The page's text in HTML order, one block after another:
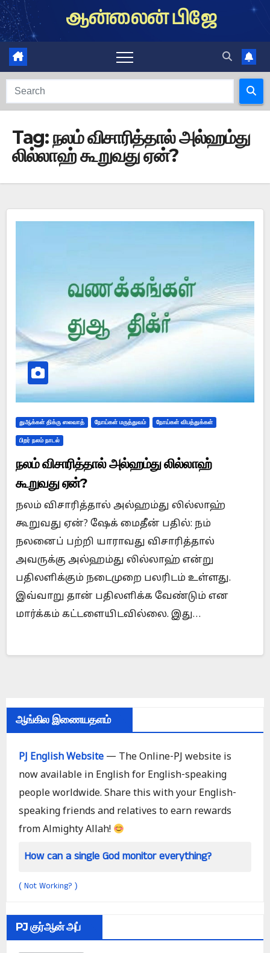
Skip
to
content
ஆன்லைன் பிஜே
Tag:நலம் விசாரித்தால் அல்ஹம்து
லில்லாஹ் கூறுவது ஏன்?
துஆக்கள் திக்ரு ஸலவாத் நோய்கள் மருத்துவம் நோய்கள் விபத்துக்கள்
பிறர் நலம் நாடல்
நலம் விசாரித்தால் அல்ஹம்து லில்லாஹ்
கூறுவது ஏன்?
நலம் விசாரித்தால் அல்ஹம்து லில்லாஹ்
கூறுவது ஏன்? ஷேக் மைதீன் பதில்: நம்
நலனைப் பற்றி யாராவது விசாரித்தால்
அவருக்கு அல்ஹம்து லில்லாஹ் என்று
பதிலளிக்கும் நடைமுறை பலரிடம் உள்ளது.
இவ்வாறு தான் பதிலளிக்க வேண்டும் என
மார்க்கம் கட்டளையிடவில்லை. இது…
ஆங்கில இணையதளம்
PJ English Website — The Online-PJ website is
now available in English for English-speaking
people worldwide. Share this with your English-
speaking friends and relatives to earn rewards
from Almighty Allah!
a single God monitor everything?
( Not Working? )
PJ குர்ஆன் அப்